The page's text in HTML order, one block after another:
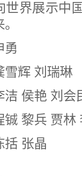
世界展示中
辉 刘瑞琳
侯艳 刘会
黎兵 贾林
张晶